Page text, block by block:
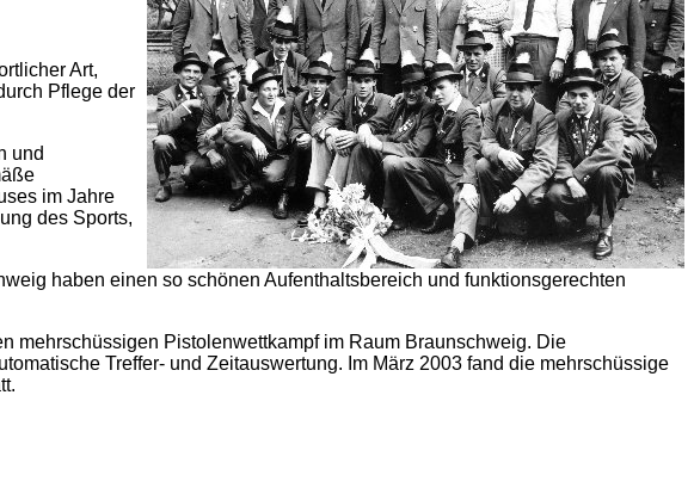
Art,
Pflege der
und
im Jahre
des Sports,
haben einen so schönen Aufenthaltsbereich und funktionsgerechten
mehrschüssigen Pistolenwettkampf im Raum Braunschweig. Die
Treffer- und Zeitauswertung. Im März 2003 fand die mehrschüssige